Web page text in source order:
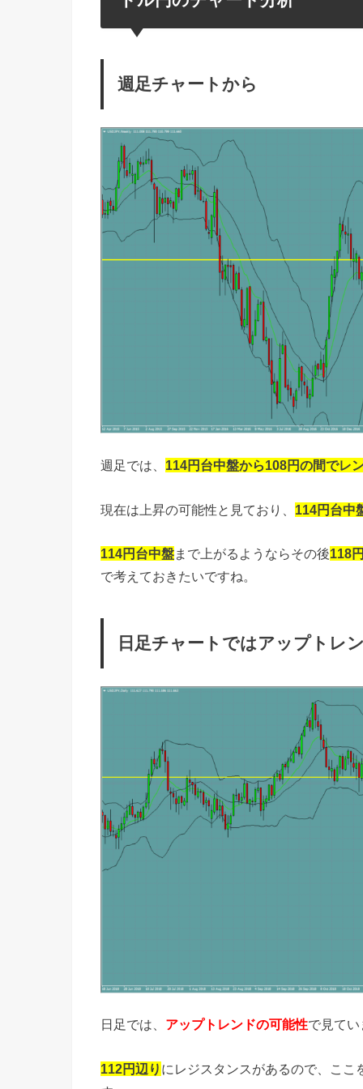
週足チャートから
週足では、 114円台中盤から108円の間でレ
現在は上昇の可能性と見ており、 114円台中
114円台中盤まで上がるようならその後118
で考えておきたいですね。
日足チャートではアップトレ
日足では、 アップトレンドの可能性で見てい
112円辺り にレジスタンスがあるので、ここ